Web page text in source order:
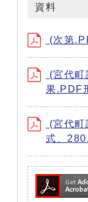
資料
(次第
(宮代
果.PDF
(宮代
式、